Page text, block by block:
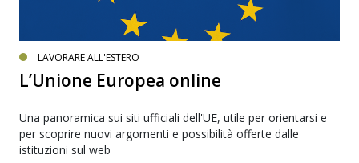
LAVORARE ALL'ESTERO
L’Unione Europea online
Una panoramica sui siti ufficiali dell'UE, utile per orientarsi e
per scoprire nuovi argomenti e possibilità offerte dalle
istituzioni sul web